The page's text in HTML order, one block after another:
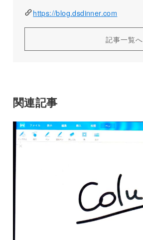
https://blog.dsdinner.com
記事一覧へ
関連記事